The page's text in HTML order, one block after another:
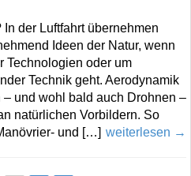
der Luftfahrt übernehmen
Ideen der Natur, wenn
Technologien oder um
Technik geht. Aerodynamik
und wohl bald auch Drohnen –
natürlichen Vorbildern. So
und […] weiterlesen →